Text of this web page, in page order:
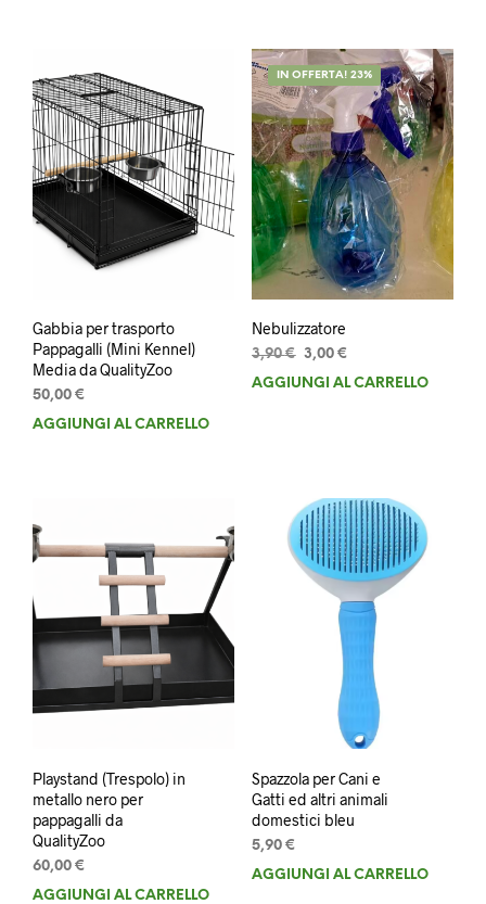
Gabbia per trasporto
Pappagalli (Mini Kennel)
Media da QualityZoo
50,00 €
AGGIUNGI AL CARRELLO
IN OFFERTA! 23%
Nebulizzatore
3,90€ Il
prezzo
3,00 €Il
prezzo
AGGIUNGI AL CARRELLO
Playstand (Trespolo) in
metallo nero per
pappagalli da
QualityZoo
60,00 €
AGGIUNGI AL CARRELLO
Spazzola per Cani e
Gatti ed altri animali
domestici bleu
5,90 €
AGGIUNGI AL CARRELLO